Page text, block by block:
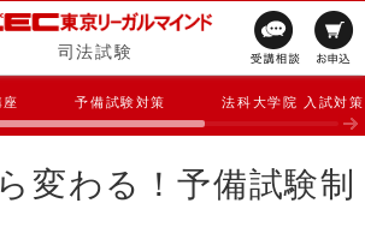
司法試験
予備試験対策 法科大学院 入試対策
変わる！予備試験制